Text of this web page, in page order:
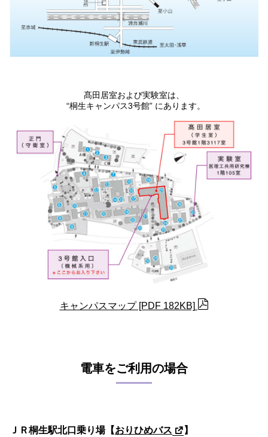
髙田居室および実験室は、
桐生キャンパス3号館
にあります。
キャンパスマップ [PDF 182KB]
電車をご利用の場合
ＪＲ桐生駅北口乗り場【おりひめバス
】